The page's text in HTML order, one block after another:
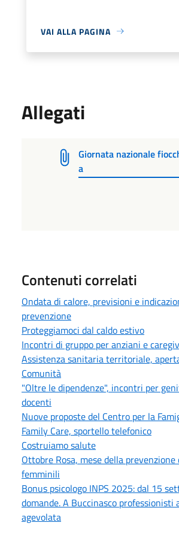
VAI ALLA PAGINA
Allegati
Giornata nazionale
a
Contenuti correlati
Ondata di calore, previsioni e
prevenzione
Proteggiamoci dal caldo estivo
Incontri di gruppo per anziani e
Assistenza sanitaria territoriale,
Comunità
"Oltre le dipendenze", incontri per
docenti
Nuove proposte del Centro per la
Family Care, sportello telefonico
Costruiamo salute
Ottobre Rosa, mese della
femminili
Bonus psicologo INPS 2025: dal 15
domande. A Buccinasco professionisti
agevolata